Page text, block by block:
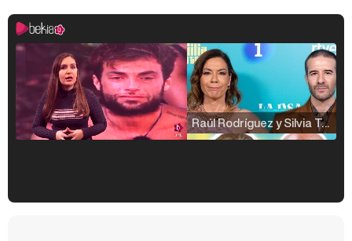
Raúl Rodríguez y Silvia Taulés nos cuentan su papel en 'La familia de la tele'